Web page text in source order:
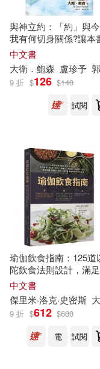
全國衛生專業
員
本社編(71)
黃易(71)
山口悟(69)
大衛．威廉(68)
本書編委會編
漂亮家居編輯
鄭樹棠(65)
重慶出版社
中國盲文出版
接力出版社
九州出版社(548)
新世界出版社
中國紡織出版
陝西師範大學
東方出版社(527)
與神立約：「約」與
我有何切身關係?讓本
答案!
中文書
大衛 ．鮑森 盧珍予
9 折 $126 $140
試閱
瑜伽飲食指南：125道
陀飲食法則設計，滿
純素、低卡、高蛋白、
質、無穀物、無奶、無
各種飲食需求，滋養
魂的美味食譜
中文書
傑里米·洛克·史密斯
9 折 $612 $680
電
試閱